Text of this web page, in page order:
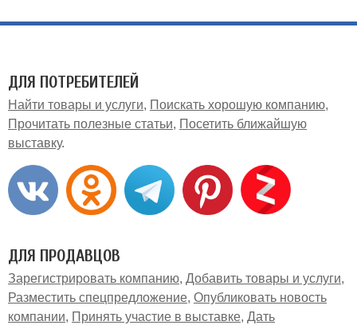
ДЛЯ ПОТРЕБИТЕЛЕЙ
Найти товары и услуги
Поискать хорошую компанию
Прочитать полезные статьи
Посетить ближайшую
выставку
ДЛЯ ПРОДАВЦОВ
Зарегистрировать компанию Добавить товары и услуги
Разместить спецпредложение Опубликовать новость
компании
Принять участие в выставке Дать